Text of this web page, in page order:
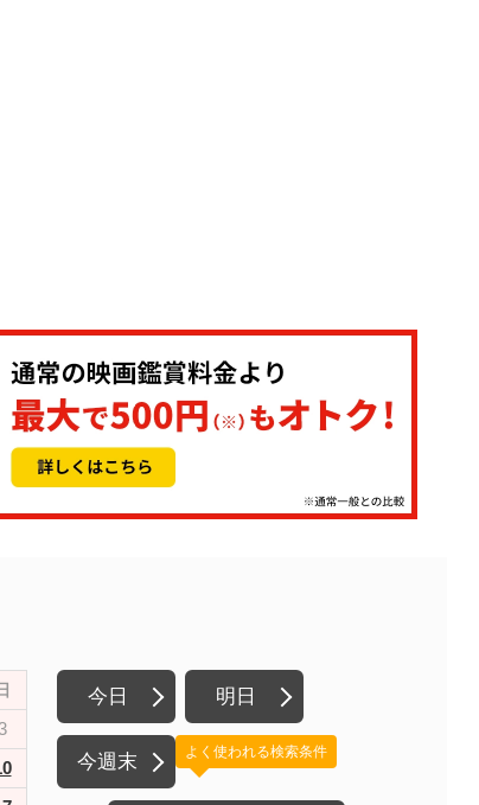
今日 明日
今週末 よく使われる検索条件